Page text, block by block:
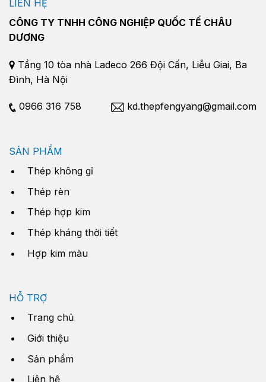
LIÊN HỆ
CÔNG TY TNHH CÔNG NGHIỆP QUỐC TẾ CHÂU
DƯƠNG
Tầng 10 tòa nhà Ladeco 266 Đội Cấn, Liễu Giai, Ba
Đình, Hà Nội
0966 316 758 kd.thepfengyang@gmail.com
SẢN PHẨM
Thép không gỉ
Thép rèn
Thép hợp kim
Thép kháng thời tiết
Hợp kim màu
HỖ TRỢ
Trang chủ
Giới thiệu
Sản phẩm
Liên hệ